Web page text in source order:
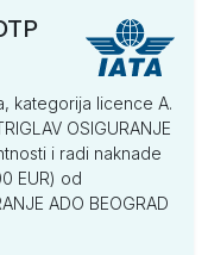
kategorija licence A.
OSIGURANJE
i radi naknade
EUR) od
ADO BEOGRAD